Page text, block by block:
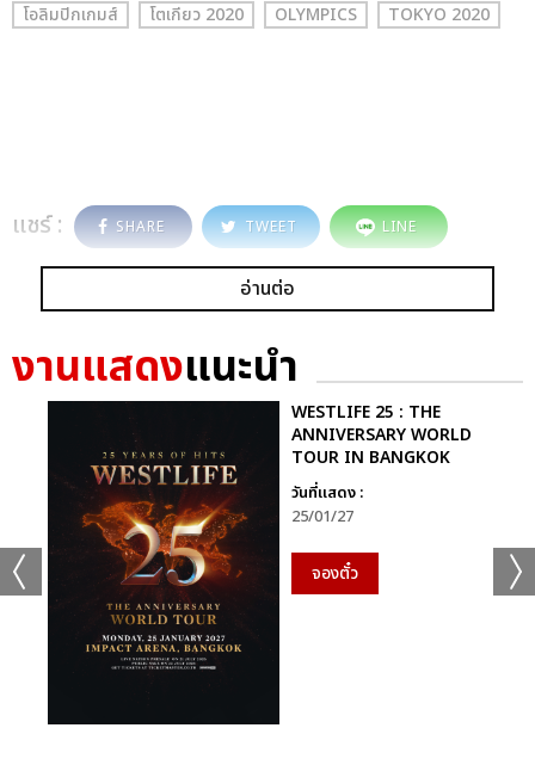
โอลิมปิกเกมส์ โตเกียว 2020 OLYMPICS TOKYO 2020
แชร์ : SHARE TWEET LINE
อ่านต่อ
งานแสดงแนะนำ
WESTLIFE 25 : THE
ANNIVERSARY WORLD
TOUR IN BANGKOK
วันที่แสดง :
25/01/27
จองตั๋ว